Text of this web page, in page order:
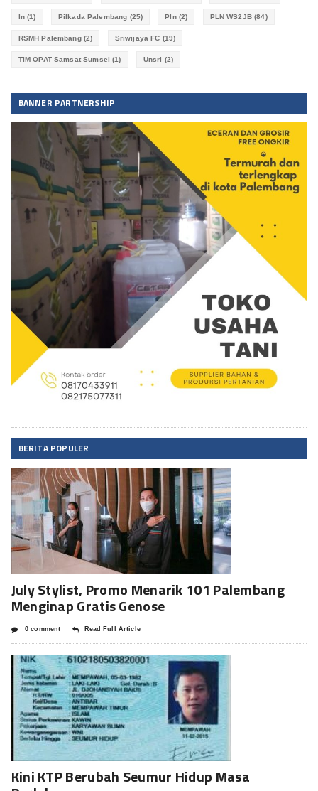
ln (1) Pilkada Palembang (25) Pln(2) PLN WS2JB(84)
RSMH Palembang(2) Sriwijaya FC (19)
TIM OPAT Samsat Sumsel (1) Unsri (2)
BANNER PARTNERSHIP
BERITA POPULER
July Stylist, Promo Menarik 101 Palembang
Menginap Gratis Genose
0 comment Read Full Article
Kini KTP Berubah Seumur Hidup Masa